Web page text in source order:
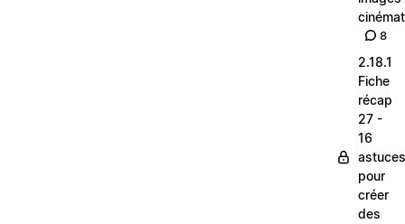
8
2.18.1
Fiche
récap
27 -
16
astuces
pour
créer
des